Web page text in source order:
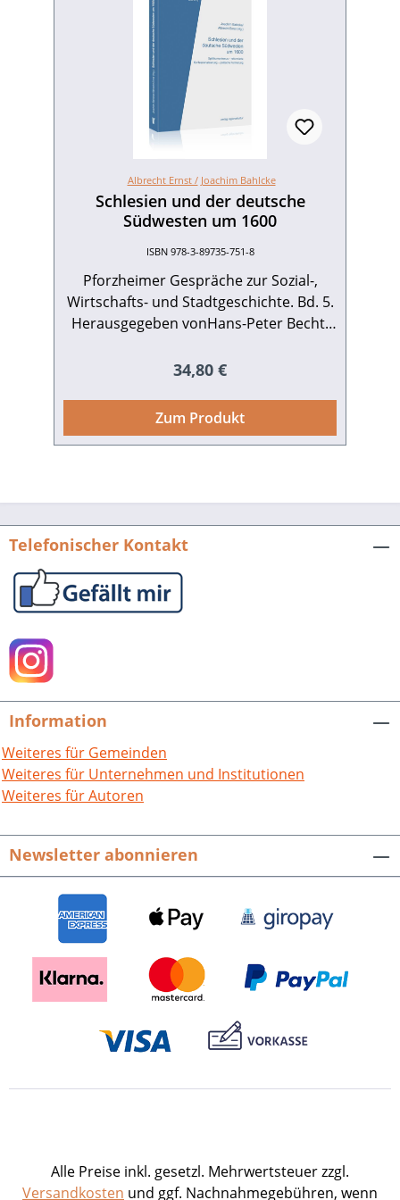
Albrecht Ernst / Joachim Bahlcke
Schlesien und der deutsche
Südwesten um 1600
ISBN 978-3-89735-751-8
Pforzheimer Gespräche zur Sozial-,
Wirtschafts- und Stadtgeschichte. Bd. 5.
Herausgegeben vonHans-Peter Becht,
Beiträgen von Klaus Garber, Axel E.
Schmilewski, Paul Warmbrunn, Albrecht
Roland Gehrke, Václav Bů¸ek, Armin
Tabellen, Broschur. 2012. ISBN 978-3-
tif-Datei zum Download
Regulärer Preis:
34,80 €
Zum Produkt
Telefonischer Kontakt
Information
Weiteres für Gemeinden
Weiteres für Unternehmen und Institutionen
Weiteres für Autoren
Newsletter abonnieren
Alle Preise inkl. gesetzl. Mehrwertsteuer zzgl.
Versandkosten und ggf. Nachnahmegebühren, wenn